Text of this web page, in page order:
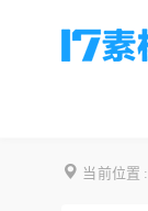
当前位置 :